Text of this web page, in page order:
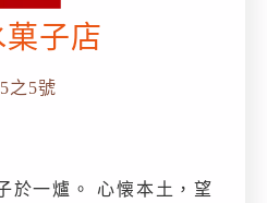
菓子店
之5號
於一爐。 心懐本土，望